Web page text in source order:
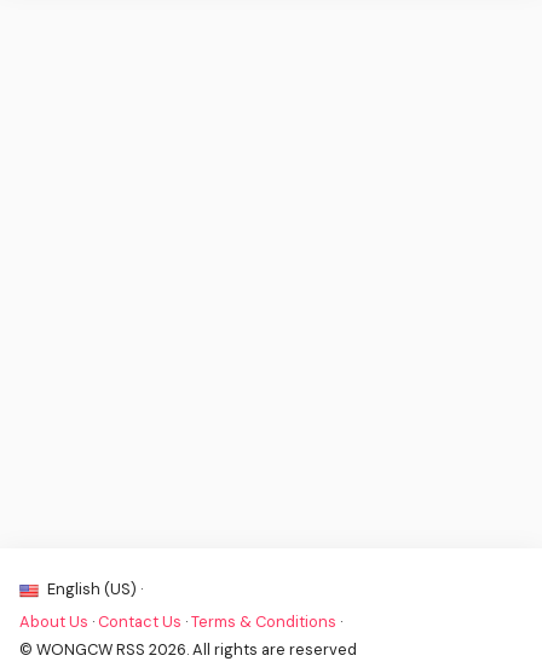
English (US) ·
About Us · Contact Us ·Terms & Conditions ·
© WONGCW RSS 2026. All rights are reserved